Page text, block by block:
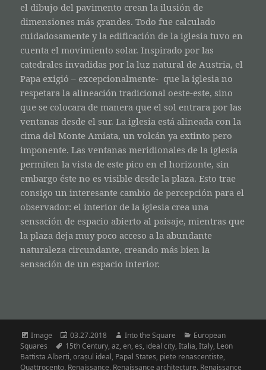
el dibujo del pavimento crean la ilusión de
dimensiones más grandes. Todo fue calculado
cuidadosamente y la edificación de la iglesia tuvo en
cuenta el movimiento solar. Inspirado por las
catedrales invadidas por la luz natural de Austria, el
Papa exigió – excepcionalmente- que la iglesia no
respetara la alineación tradicional oeste-este, sino
que se colocara de manera que el sol entrara por las
ventanas desde el sur. La iglesia está alineada con la
cima del Monte Amiata, un volcán ya extinto pero
imponente. Las ventanas meridionales de la iglesia
permiten la vista de este pico en el horizonte, sin
embargo éste no es visible desde la plaza. Esto trae
consigo un interesante cambio de percepción para el
observador: el interior de la iglesia crea una
sensación de espacio abierto al paisaje, mientras que
la plaza deja muy poco acceso a la abundante
naturaleza circundante, creando más bien la
sensación de un espacio interior.
Format
Image
Posted
on
03.27.2018 Author
Into the Square Categories
European
Squares
Tags
15th Century,az,en,es, ideal city,Italia,Italy, Leon
Battista Alberti,orașul ideal, Papal States, piete renascentiste,
Quattrocento, Renaissance, Renaissance architecture, Renaissance